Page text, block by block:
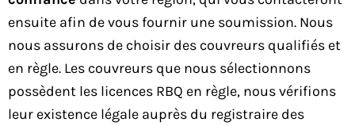
ensuite afin de vous fournir une soumission. Nous
nous assurons de choisir des couvreurs qualifiés et
en règle. Les couvreurs que nous sélectionnons
possèdent les licences RBQ en règle, nous vérifions
leur existence légale auprès du registraire des